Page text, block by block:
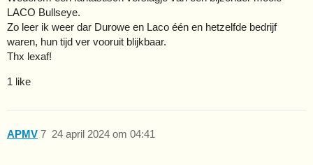
LACO Bullseye.
Zo leer ik weer dar Durowe en Laco één en hetzelfde bedrijf
waren, hun tijd ver vooruit blijkbaar.
Thx lexaf!
1 like
APMV 24 april 2024 om 04:41
7